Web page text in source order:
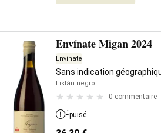
Envínate Migan 2024
Envínate
Sans indication
Listán negro
0 commentaire
Épuisé